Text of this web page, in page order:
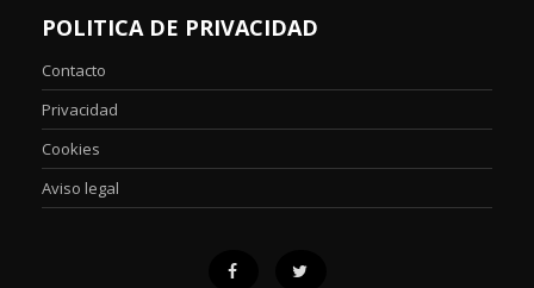
POLITICA DE PRIVACIDAD
Contacto
Privacidad
Cookies
Aviso legal